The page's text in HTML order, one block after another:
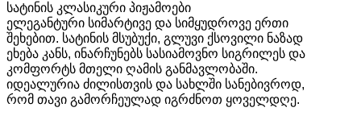
სატინის კლასიკური პიჟამოები
ელეგანტური სიმარტივე და სიმყუდროვე ერთი
შეხებით. სატინის მსუბუქი, გლუვი ქსოვილი ნაზად
ეხება კანს, ინარჩუნებს სასიამოვნო სიგრილეს და
კომფორტს მთელი ღამის განმავლობაში.
იდეალურია ძილისთვის და სახლში სანებივროდ,
რომ თავი გამორჩეულად იგრძნოთ ყოველდღე.